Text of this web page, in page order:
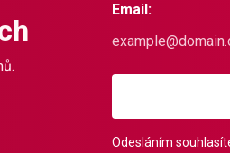
Email:
Odesláním